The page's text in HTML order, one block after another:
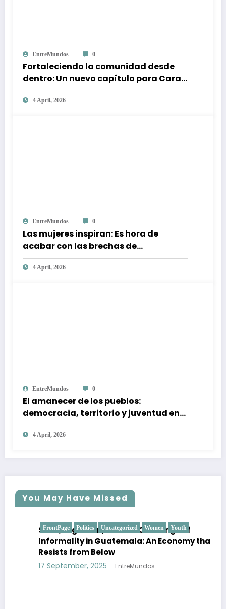
EntreMundos 0
Fortaleciendo la comunidad desde
dentro: Un nuevo capítulo para Caras
Alegres
4 April, 2026
EntreMundos 0
Las mujeres inspiran: Es hora de
acabar con las brechas de
desigualdad
4 April, 2026
EntreMundos 0
El amanecer de los pueblos:
democracia, territorio y juventud en
Guatemala
4 April, 2026
You May Have Missed
FrontPage Politics Uncategorized Women Youth
SMEs, Migration, and the Challenge of
Informality in Guatemala: An Economy that
Resists from Below
17 September, 2025 EntreMundos